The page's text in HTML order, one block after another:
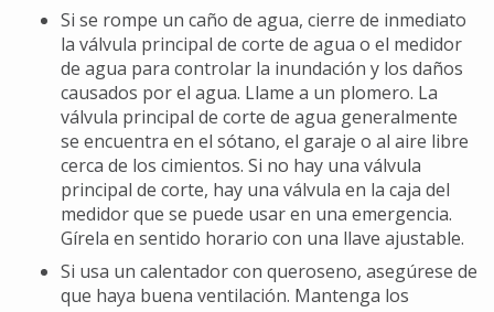
Si se rompe un caño de agua, cierre de inmediato
la válvula principal de corte de agua o el medidor
de agua para controlar la inundación y los daños
causados por el agua. Llame a un plomero. La
válvula principal de corte de agua generalmente
se encuentra en el sótano, el garaje o al aire libre
cerca de los cimientos. Si no hay una válvula
principal de corte, hay una válvula en la caja del
medidor que se puede usar en una emergencia.
Gírela en sentido horario con una llave ajustable.
Si usa un calentador con queroseno, asegúrese de
que haya buena ventilación. Mantenga los